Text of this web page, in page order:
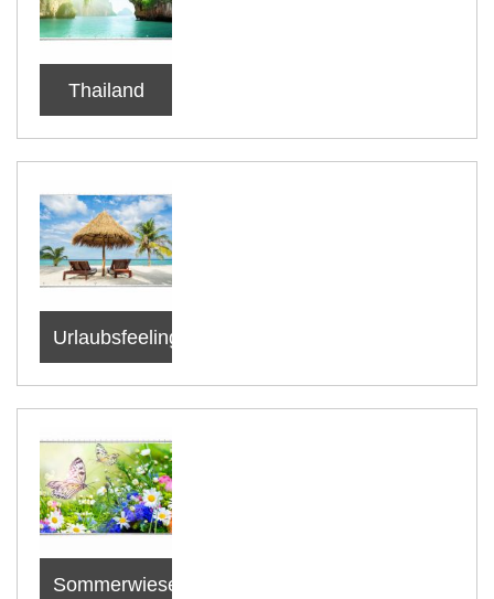
Thailand
Urlaubsfeeling
Sommerwiese